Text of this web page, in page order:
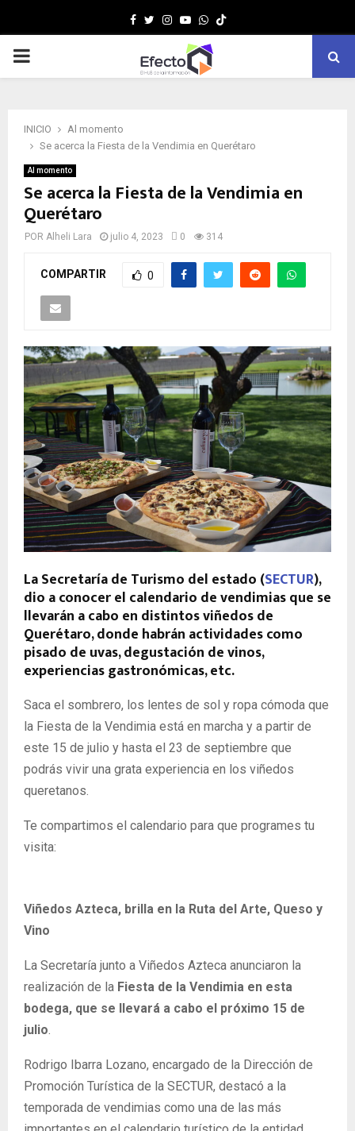
Facebook
TwitterInstagram
YoutubeWhatsapp
MENÚ
INICIO
Al momento
Se acerca la Fiesta de la Vendimia en Querétaro
Al momento
Se acerca la Fiesta de la Vendimia en
Querétaro
POR Alheli Lara julio 4, 2023 0 314
COMPARTIR 0
La Secretaría de Turismo del estado (SECTUR),
dio a conocer el calendario de vendimias que se
llevarán a cabo en distintos viñedos de
Querétaro, donde habrán actividades como
pisado de uvas, degustación de vinos,
experiencias gastronómicas, etc.
Saca el sombrero, los lentes de sol y ropa cómoda que
la Fiesta de la Vendimia está en marcha y a partir de
este 15 de julio y hasta el 23 de septiembre que
podrás vivir una grata experiencia en los viñedos
queretanos.
Te compartimos el calendario para que programes tu
visita:
Viñedos Azteca, brilla en la Ruta del Arte, Queso y
Vino
La Secretaría junto a Viñedos Azteca anunciaron la
realización de la Fiesta de la Vendimia en esta
bodega, que se llevará a cabo el próximo 15 de
julio
Rodrigo Ibarra Lozano, encargado de la Dirección de
Promoción Turística de la SECTUR, destacó a la
temporada de vendimias como una de las más